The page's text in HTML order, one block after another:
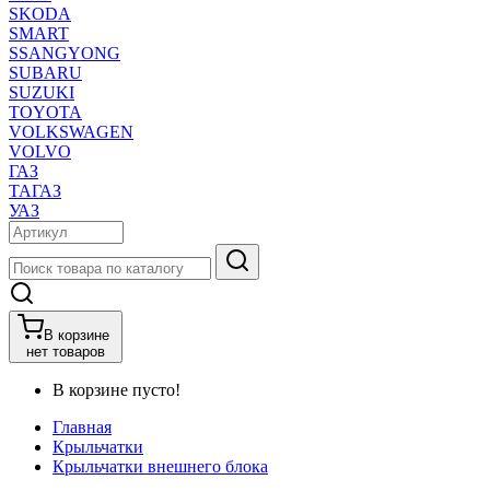
SKODA
SMART
SSANGYONG
SUBARU
SUZUKI
TOYOTA
VOLKSWAGEN
VOLVO
ГАЗ
ТАГАЗ
УАЗ
В корзине
нет товаров
В корзине пусто!
Главная
Крыльчатки
Крыльчатки внешнего блока